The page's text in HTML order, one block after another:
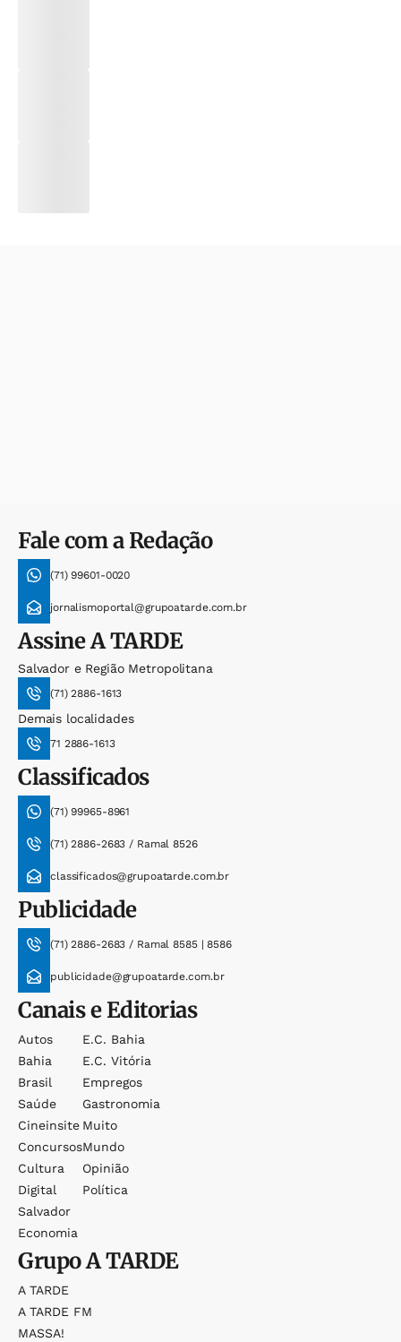
Fale com a Redação
(71) 99601-0020
jornalismoportal@grupoatarde.com.br
AssineA TARDE
Salvador e Região Metropolitana
(71) 2886-1613
Demais localidades
71 2886-1613
Classificados
(71) 99965-8961
(71) 2886-2683 / Ramal 8526
classificados@grupoatarde.com.br
Publicidade
(71) 2886-2683 / Ramal 8585 | 8586
publicidade@grupoatarde.com.br
Canais e Editorias
Autos
Bahia
Brasil
Saúde
Cineinsite
Concursos
Cultura
Digital
Salvador
Economia
E.c. Bahia
E.c. Vitória
Empregos
Gastronomia
Muito
Mundo
Opinião
Política
GrupoA TARDE
A TARDE
A TARDE FM
MASSA!